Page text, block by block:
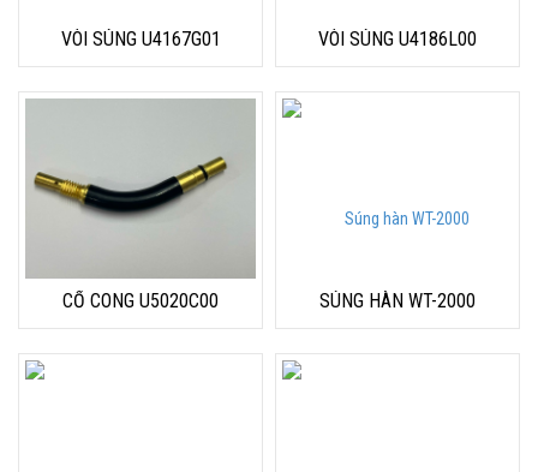
VÒI SÚNG U4167G01 VÒI SÚNG U4186L00
CỔ CONG U5020C00 SÚNG HÀN WT-2000